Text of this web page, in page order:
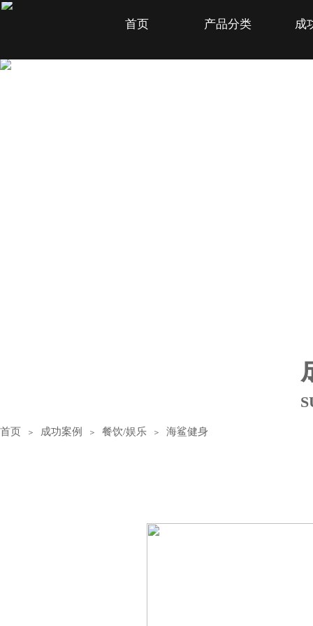
首页 产品分类 成
首页 ＞ 成功案例 ＞ 餐饮/娱乐 ＞ 海鲨健身